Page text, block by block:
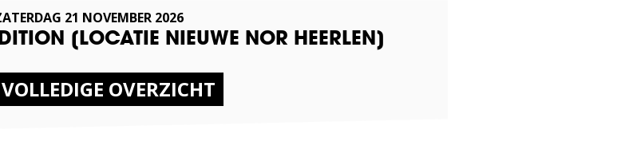
21 NOVEMBER 2026
[LOCATIE NIEUWE NOR HEERLEN]
VOLLEDIGE OVERZICHT